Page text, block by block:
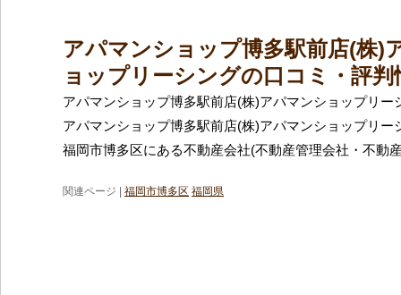
アパマンショップ博多駅前店(株)
ョップリーシングの口コミ・評判
アパマンショップ博多駅前店(株)アパマンショップリー
アパマンショップ博多駅前店(株)アパマンショップリー
福岡市博多区にある不動産会社(不動産管理会社・不動
関連ページ | 福岡市博多区 福岡県